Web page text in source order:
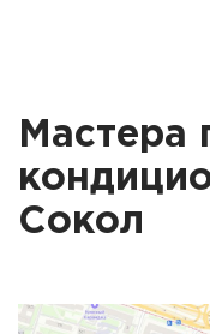
Мастера
Сокол